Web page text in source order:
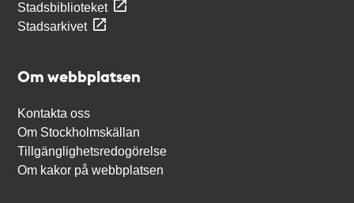
Stadsbiblioteket
Stadsarkivet
Om webbplatsen
Kontakta oss
Om Stockholmskällan
Tillgänglighetsredogörelse
Om kakor på webbplatsen